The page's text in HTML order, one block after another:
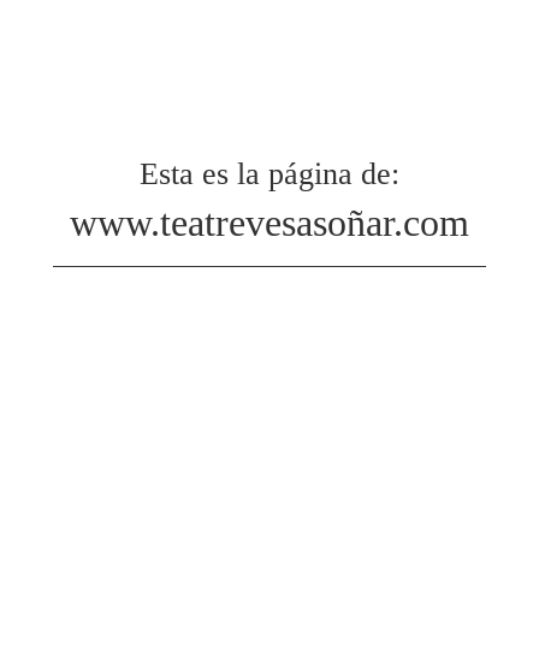
Esta es la página de:
www.teatrevesasoñar.com